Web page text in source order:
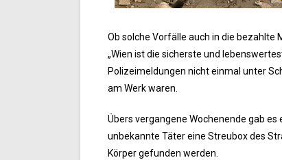
Ob solche Vorfälle auch in die bezahlte
„Wien ist die sicherste und
Polizeimeldungen nicht einmal unter
am Werk waren.
Übers vergangene Wochenende gab
unbekannte Täter eine Streubox des
Körper gefunden werden.